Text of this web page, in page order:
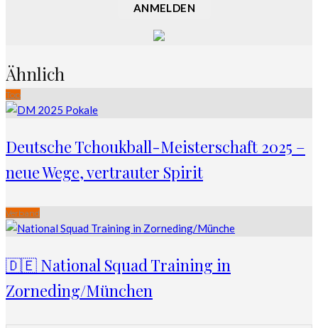
ANMELDEN
Ähnlich
Top
Deutsche Tchoukball-Meisterschaft 2025 –
neue Wege, vertrauter Spirit
Verband
🇩🇪 National Squad Training in
Zorneding/München